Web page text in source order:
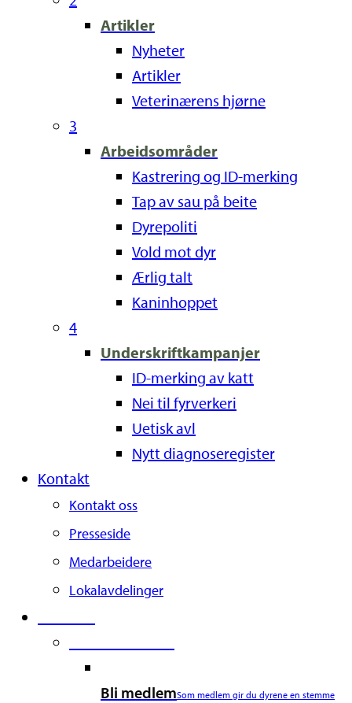
Artikler
Nyheter
Artikler
Veterinærens hjørne
3
Arbeidsområder
Kastrering og ID-merking
Tap av sau på beite
Dyrepoliti
Vold mot dyr
Ærlig talt
Kaninhoppet
4
Underskriftkampanjer
ID-merking av katt
Nei til fyrverkeri
Uetisk avl
Nytt diagnoseregister
Kontakt
Kontakt oss
Presseside
Medarbeidere
Lokalavdelinger
Bli medlemSom medlem gir du dyrene en stemme